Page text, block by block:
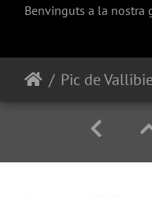
Benvinguts a la nostra